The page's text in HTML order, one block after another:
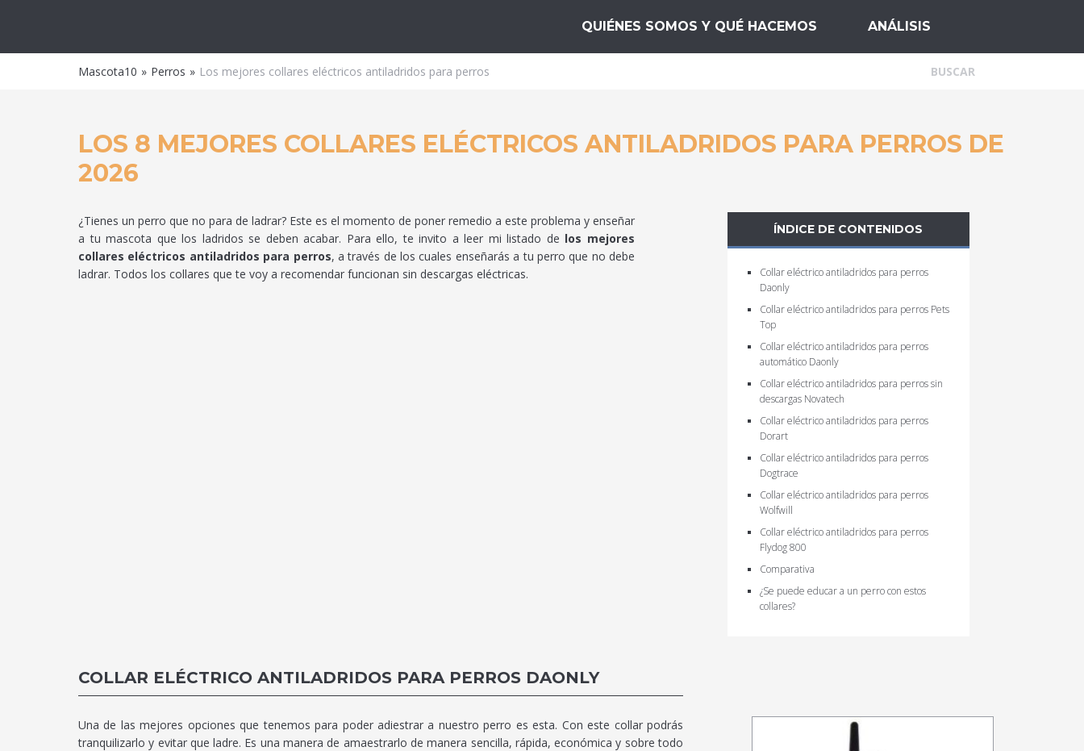
QUIÉNES SOMOS Y QUÉ HACEMOS ANÁLISIS
Mascota10 Perros Los mejores collares eléctricos antiladridos para perros
LOS 8 MEJORES COLLARES ELÉCTRICOS ANTILADRIDOS PARA PERROS DE
2026
ÍNDICE DE CONTENIDOS
Collar eléctrico antiladridos para perros
Daonly
Collar eléctrico antiladridos para perros Pets
Top
Collar eléctrico antiladridos para perros
automático Daonly
Collar eléctrico antiladridos para perros sin
descargas Novatech
Collar eléctrico antiladridos para perros
Dorart
Collar eléctrico antiladridos para perros
Dogtrace
Collar eléctrico antiladridos para perros
Wolfwill
Collar eléctrico antiladridos para perros
Flydog 800
Comparativa
¿Se puede educar a un perro con estos
collares?
¿Tienes un perro que no para de ladrar? Este es el momento de poner remedio a este problema y enseñar
a tu mascota que los ladridos se deben acabar. Para ello, te invito a leer mi listado de los mejores
collares eléctricos antiladridos para perros, a través de los cuales enseñarás a tu perro que no debe
ladrar. Todos los collares que te voy a recomendar funcionan sin descargas eléctricas.
COLLAR ELÉCTRICO ANTILADRIDOS PARA PERROS DAONLY
Una de las mejores opciones que tenemos para poder adiestrar a nuestro perro es esta. Con este collar podrás
tranquilizarlo y evitar que ladre. Es una manera de amaestrarlo de manera sencilla, rápida, económica y sobre todo